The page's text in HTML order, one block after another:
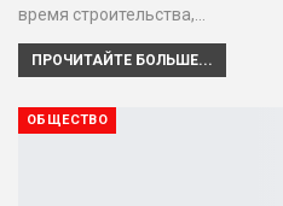
время строительства,…
ПРОЧИТАЙТЕ БОЛЬШЕ...
ОБЩЕСТВО